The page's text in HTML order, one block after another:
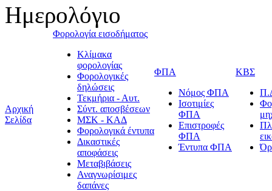
Ημερολόγιο
Αρχική
Σελίδα
Φορολογία εισοδήματος
Κλίμακα
φορολογίας
Φορολογικές
δηλώσεις
Τεκμήρια - Αυτ.
Σύντ. αποσβέσεων
ΜΣΚ - ΚΑΔ
Φορολογικά έντυπα
Δικαστικές
αποφάσεις
Μεταβιβάσεις
Αναγνωρίσιμες
δαπάνες
ΦΠΑ
Νόμος ΦΠΑ
Ισοτιμίες
ΦΠΑ
Επιστροφές
ΦΠΑ
Έντυπα ΦΠΑ
ΚΒΣ